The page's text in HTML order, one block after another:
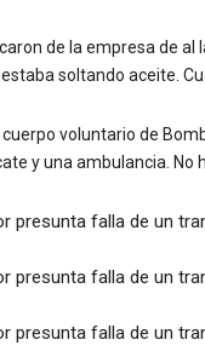
de la empresa de al
soltando aceite.
voluntario de
y una ambulancia. No